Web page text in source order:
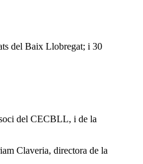
del Baix Llobregat; i 30
del CECBLL, i de la
Claveria, directora de la